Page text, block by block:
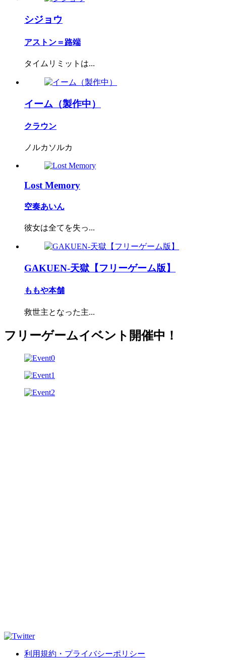
シジョウ
アストン＝路端
タイムリミットは...
イーム（製作中）
クラウン
ノルカソルカ
Lost Memory
空奏あいん
彼女は全てを失っ...
GAKUEN-天獄【フリーゲーム版】
ももや本舗
救世主となった主...
フリーゲームイベント開催中！
利用規約・プライバシーポリシー